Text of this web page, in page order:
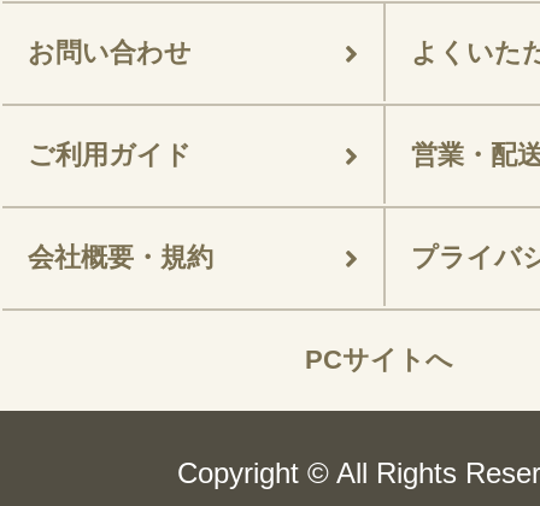
お問い合わせ よくいた
ご利用ガイド 営業・配
会社概要・規約 プライバ
PCサイトへ
Copyright © All Rights